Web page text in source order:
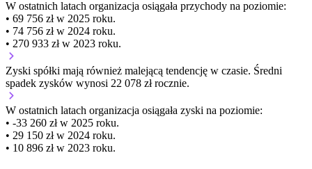
W ostatnich latach organizacja osiągała przychody na poziomie:
• 69 756 zł w 2025 roku.
• 74 756 zł w 2024 roku.
• 270 933 zł w 2023 roku.
Zyski spółki mają również malejącą tendencję w czasie. Średni
spadek zysków wynosi 22 078 zł rocznie.
W ostatnich latach organizacja osiągała zyski na poziomie:
• -33 260 zł w 2025 roku.
• 29 150 zł w 2024 roku.
• 10 896 zł w 2023 roku.